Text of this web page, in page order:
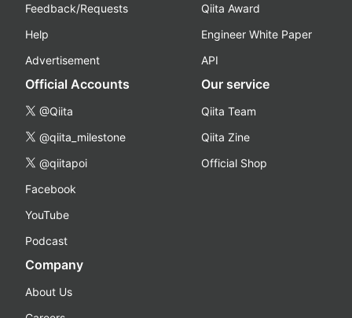
Feedback/Requests
Help
Advertisement
Qiita Award
Engineer White Paper
API
Official Accounts
@Qiita
@qiita_milestone
@qiitapoi
Facebook
YouTube
Podcast
Our service
Qiita Team
Qiita Zine
Official Shop
Company
About Us